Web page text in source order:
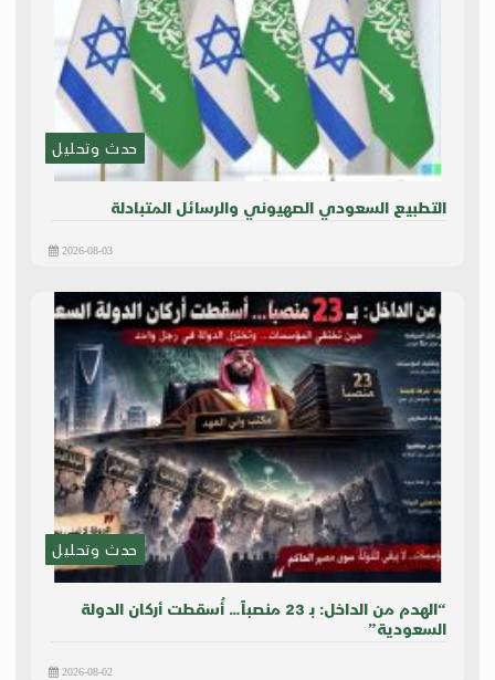
حدث وتحليل
التطبيع السعودي الصهيوني والرسائل المتبادلة
2026-08-03
حدث وتحليل
“الهدم من الداخل: بـ 23 منصباً… أُسقطت أركان الدولة
السعودية”
2026-08-02